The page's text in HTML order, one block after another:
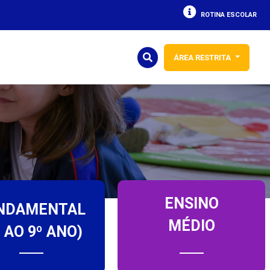
ROTINA ESCOLAR
ÁREA RESTRITA
AO 9º ANO)
ENSINO
MÉDIO